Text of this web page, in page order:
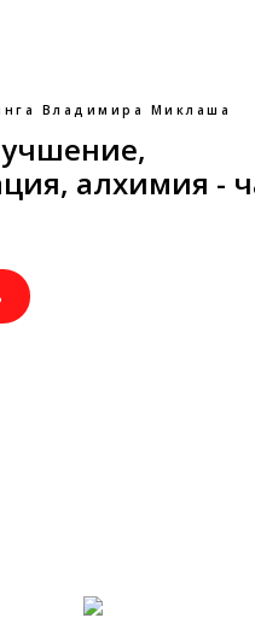
14 аркана и т.д.
Миклаш
— 1 занятие 2 часа
Владимира Миклаша
алхимия -